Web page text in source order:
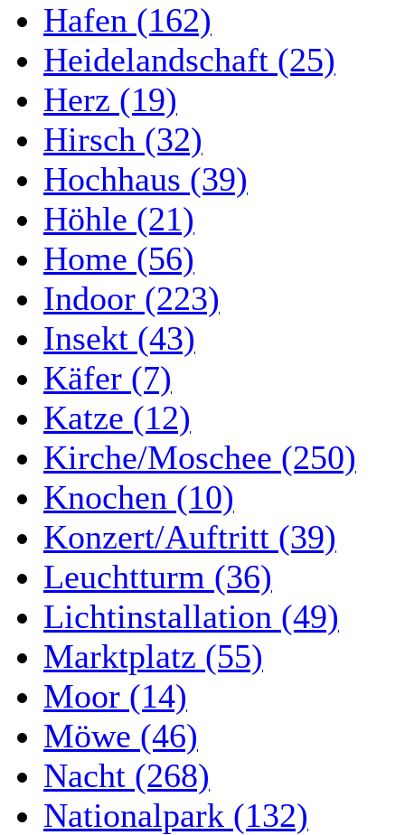
Hafen (162)
Heidelandschaft (25)
Herz (19)
Hirsch (32)
Hochhaus (39)
Höhle (21)
Home (56)
Indoor (223)
Insekt (43)
Käfer (7)
Katze (12)
Kirche/Moschee (250)
Knochen (10)
Konzert/Auftritt (39)
Leuchtturm (36)
Lichtinstallation (49)
Marktplatz (55)
Moor (14)
Möwe (46)
Nacht (268)
Nationalpark (132)